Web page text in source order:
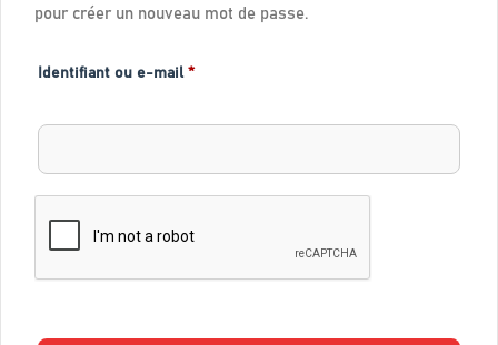
Nos contenus
Tarifs
pour créer un nouveau mot de passe.
Identifiant ou e-mail *